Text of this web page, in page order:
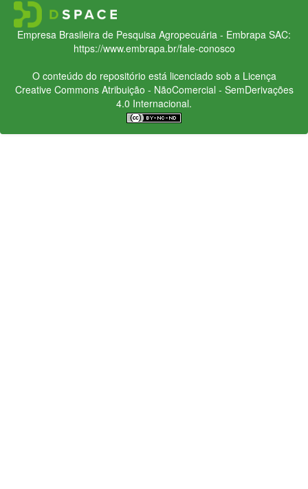
Empresa Brasileira de Pesquisa Agropecuária - Embrapa SAC:
https://www.embrapa.br/fale-conosco
O conteúdo do repositório está licenciado sob a Licença
Creative CommonsAtribuição - NãoComercial - SemDerivações
4.0 Internacional.